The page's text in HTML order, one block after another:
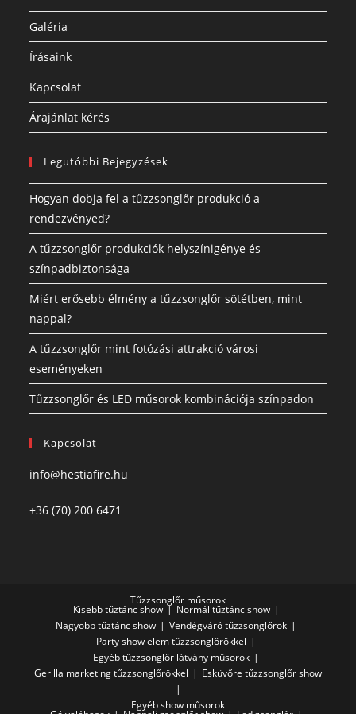
Galéria
Írásaink
Kapcsolat
Árajánlat kérés
Legutóbbi Bejegyzések
Hogyan dobja fel a tűzzsonglőr produkció a
rendezvényed?
A tűzzsonglőr produkciók helyszínigénye és
színpadbiztonsága
Miért erősebb élmény a tűzzsonglőr sötétben, mint
nappal?
A tűzzsonglőr mint fotózási attrakció városi
eseményeken
Tűzzsonglőr és LED műsorok kombinációja színpadon
Kapcsolat
info@hestiafire.hu
+36 (70) 200 6471
Tűzzsonglőr műsorok
Kisebb tűztánc show
Normál tűztánc show
Nagyobb tűztánc show
Vendégváró tűzzsonglőrök
Party show elem tűzzsonglőrökkel
Egyéb tűzzsonglőr látvány műsorok
Gerilla marketing tűzzsonglőrökkel
Esküvőre tűzzsonglőr show
Egyéb show műsorok